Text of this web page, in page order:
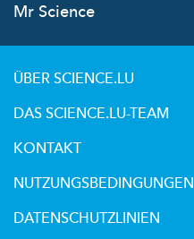
Mr Science
ÜBER SCIENCE.LU
DAS SCIENCE.LU-TEAM
KONTAKT
NUTZUNGSBEDINGUNGEN
DATENSCHUTZLINIEN